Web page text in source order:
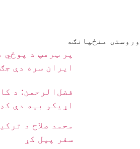
وروستۍ منځپانګه
پر ټرمپ د پوځي
ایران سره دې
فضل‌الرحمن: د
اړیکو بیه دې
محمد صلاح د
سفر پیل کړ